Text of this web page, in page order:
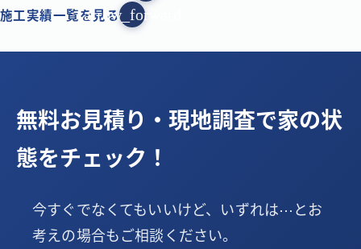
arrow_forward
施工実績一覧を見る
無料お見積り・現地調査で家の状
態をチェック！
今すぐでなくてもいいけど、いずれは⋯とお
考えの場合もご相談ください。